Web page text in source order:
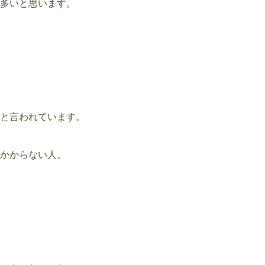
言われています。
からない人。